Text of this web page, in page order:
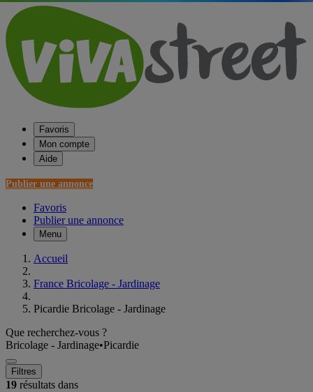
Favoris
Mon compte
Aide
Publier une annonce
Favoris
Publier une annonce
Menu
Accueil
France Bricolage - Jardinage
Picardie Bricolage - Jardinage
Que recherchez-vous ?
Bricolage - Jardinage•Picardie
Filtres
19 résultats dans